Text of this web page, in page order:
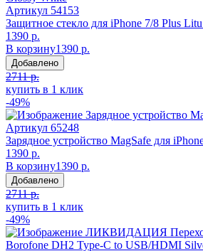
Артикул 54153
Защитное стекло для iPhone 7/8 Plus
1390 р.
В корзину1390 р.
Добавлено
2711 р.
купить в 1 клик
-49%
Артикул 65248
Зарядное устройство MagSafe для
1390 р.
В корзину1390 р.
Добавлено
2711 р.
купить в 1 клик
-49%